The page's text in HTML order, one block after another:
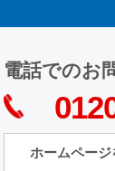
電話でのお
ホームペー